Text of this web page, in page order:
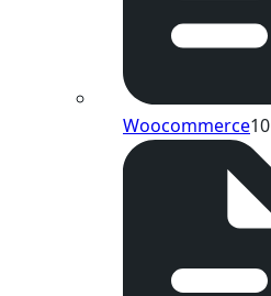
Woocommerce10